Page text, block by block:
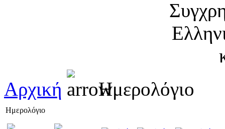
Αρχική Ημερολόγιο
Ημερολόγιο